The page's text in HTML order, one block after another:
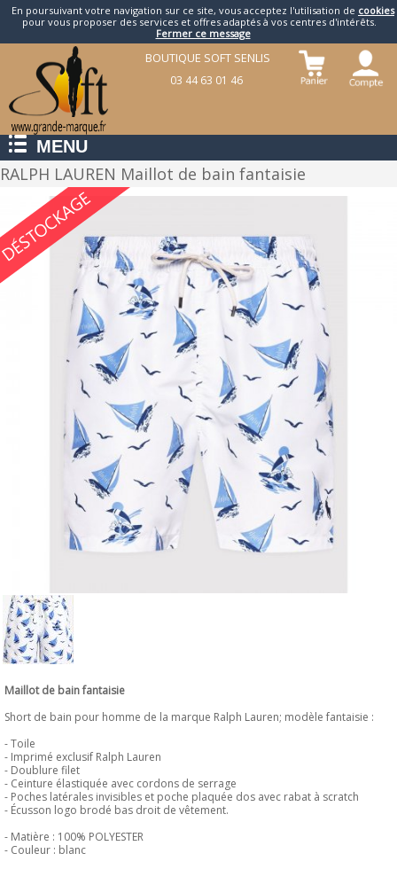
En poursuivant votre navigation sur ce site, vous acceptez l'utilisation de cookies
pour vous proposer des services et offres adaptés à vos centres d'intérêts.
Fermer ce message
BOUTIQUE SOFT SENLIS
03 44 63 01 46
MENU
RALPH LAUREN Maillot de bain fantaisie
Maillot de bain fantaisie
Short de bain pour homme de la marque Ralph Lauren; modèle fantaisie :
- Toile
- Imprimé exclusif Ralph Lauren
- Doublure filet
- Ceinture élastiquée avec cordons de serrage
- Poches latérales invisibles et poche plaquée dos avec rabat à scratch
- Écusson logo brodé bas droit de vêtement.
- Matière : 100% POLYESTER
- Couleur : blanc